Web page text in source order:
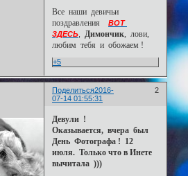
Все наши девичьи
поздравления
ВОТ
ЗДЕСЬ
Димончик, лови,
любим тебя и обожаем !
+5
Поделиться 2
2016-
07-14 01:55:31
Девули !
Оказывается, вчера был
День Фотографа ! 12
июля. Только что в Инете
вычитала )))